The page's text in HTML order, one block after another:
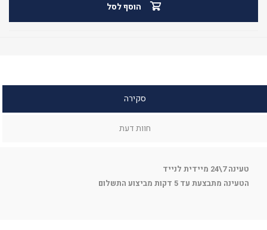
הוסף לסל
סקירה
חוות דעת
טעינה 7\24 מיידית לנייד
הטעינה מתבצעת עד 5 דקות מביצוע התשלום